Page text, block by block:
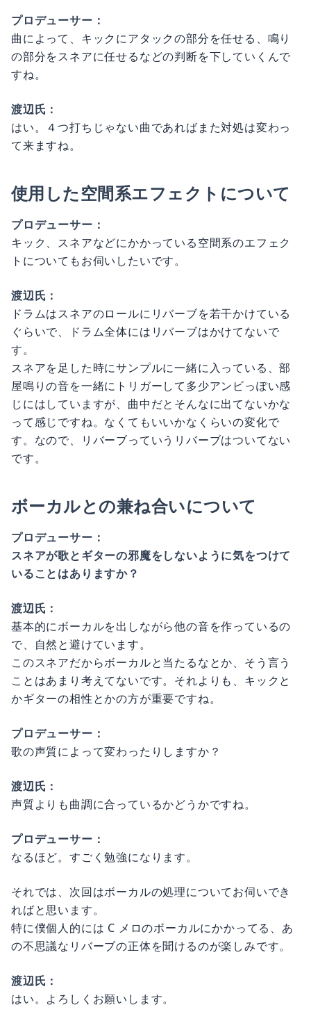
プロデューサー：
曲によって、キックにアタックの部分を任せる、鳴り
の部分をスネアに任せるなどの判断を下していくんで
すね。
渡辺氏：
はい。４つ打ちじゃない曲であればまた対処は変わっ
て来ますね。
使用した空間系エフェクトについて
プロデューサー：
キック、スネアなどにかかっている空間系のエフェク
トについてもお伺いしたいです。
渡辺氏：
ドラムはスネアのロールにリバーブを若干かけている
ぐらいで、ドラム全体にはリバーブはかけてないで
す。
スネアを足した時にサンプルに一緒に入っている、部
屋鳴りの音を一緒にトリガーして多少アンビっぽい感
じにはしていますが、曲中だとそんなに出てないかな
って感じですね。なくてもいいかなくらいの変化で
す。なので、リバーブっていうリバーブはついてない
です。
ボーカルとの兼ね合いについて
プロデューサー：
スネアが歌とギターの邪魔をしないように気をつけて
いることはありますか？
渡辺氏：
基本的にボーカルを出しながら他の音を作っているの
で、自然と避けています。
このスネアだからボーカルと当たるなとか、そう言う
ことはあまり考えてないです。それよりも、キックと
かギターの相性とかの方が重要ですね。
プロデューサー：
歌の声質によって変わったりしますか？
渡辺氏：
声質よりも曲調に合っているかどうかですね。
プロデューサー：
なるほど。すごく勉強になります。
それでは、次回はボーカルの処理についてお伺いでき
ればと思います。
特に僕個人的には C メロのボーカルにかかってる、あ
の不思議なリバーブの正体を聞けるのが楽しみです。
渡辺氏：
はい。よろしくお願いします。